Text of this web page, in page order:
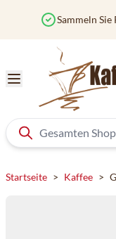
Sammeln
Startseite > Kaffee >